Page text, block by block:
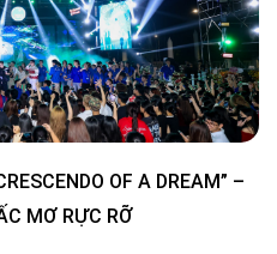
OF A DREAM” –
MƠ RỰC RỠ